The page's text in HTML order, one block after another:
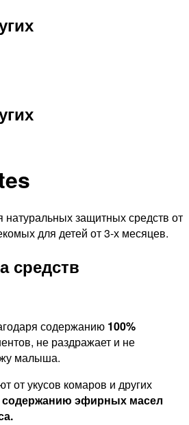
натуральных защитных средств от
для детей от 3-х месяцев.
средств
содержанию 100%
не раздражает и не
малыша.
укусов комаров и других
содержанию эфирных масел